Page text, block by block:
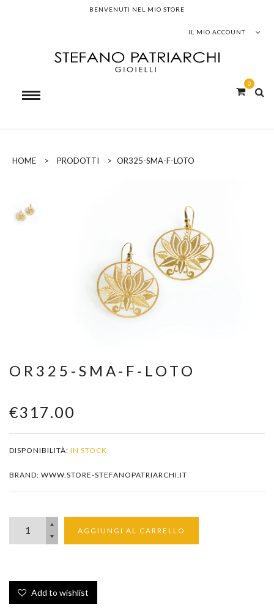
BENVENUTI NEL MIO STORE
IL MIO ACCOUNT
0
HOME > PRODOTTI > OR325-SMA-F-LOTO
OR325-SMA-F-LOTO
€317.00
DISPONIBILITÀ: IN STOCK
BRAND: WWW.STORE-STEFANOPATRIARCHI.IT
AGGIUNGI AL CARRELLO
Add to wishlist